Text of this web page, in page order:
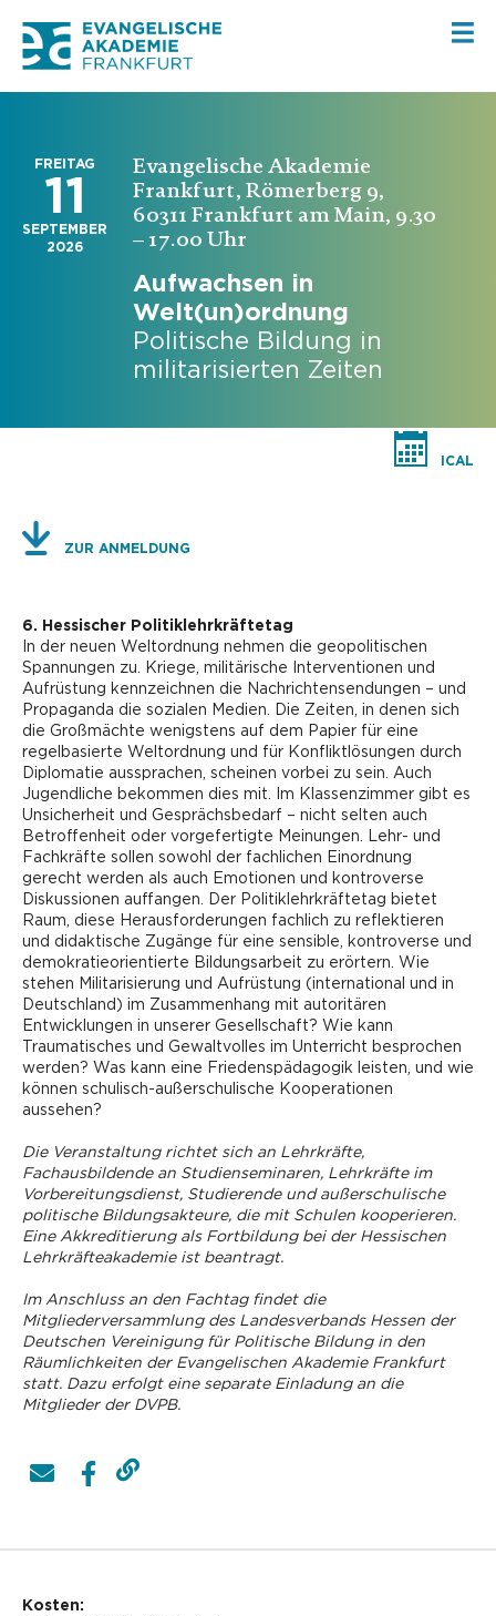
FREITAG
11
SEPTEMBER
2026
Evangelische Akademie
Frankfurt, Römerberg 9,
60311 Frankfurt am Main, 9.30
– 17.00 Uhr
Aufwachsen in
Welt(un)ordnung
Politische Bildung in
militarisierten Zeiten
ICAL
ZUR ANMELDUNG
6. Hessischer Politiklehrkräftetag
In der neuen Weltordnung nehmen die geopolitischen
Spannungen zu. Kriege, militärische Interventionen und
Aufrüstung kennzeichnen die Nachrichtensendungen – und
Propaganda die sozialen Medien. Die Zeiten, in denen sich
die Großmächte wenigstens auf dem Papier für eine
regelbasierte Weltordnung und für Konfliktlösungen durch
Diplomatie aussprachen, scheinen vorbei zu sein. Auch
Jugendliche bekommen dies mit. Im Klassenzimmer gibt es
Unsicherheit und Gesprächsbedarf – nicht selten auch
Betroffenheit oder vorgefertigte Meinungen. Lehr- und
Fachkräfte sollen sowohl der fachlichen Einordnung
gerecht werden als auch Emotionen und kontroverse
Diskussionen auffangen. Der Politiklehrkräftetag bietet
Raum, diese Herausforderungen fachlich zu reflektieren
und didaktische Zugänge für eine sensible, kontroverse und
demokratieorientierte Bildungsarbeit zu erörtern. Wie
stehen Militarisierung und Aufrüstung (international und in
Deutschland) im Zusammenhang mit autoritären
Entwicklungen in unserer Gesellschaft? Wie kann
Traumatisches und Gewaltvolles im Unterricht besprochen
werden? Was kann eine Friedenspädagogik leisten, und wie
können schulisch-außerschulische Kooperationen
aussehen?
Die Veranstaltung richtet sich an Lehrkräfte,
Fachausbildende an Studienseminaren, Lehrkräfte im
Vorbereitungsdienst, ­Studierende und außerschulische
politische Bildungsakteure, die mit Schulen kooperieren.
Eine Akkreditierung als Fortbildung bei der Hessischen
Lehrkräfteakademie ist beantragt.
Im Anschluss an den Fachtag findet die
Mitgliederversammlung des Landesverbands Hessen der
Deutschen Vereinigung für Politische Bildung in den
Räumlichkeiten der Evangelischen Akademie Frankfurt
statt. Dazu erfolgt eine separate Einladung an die
Mitglieder der DVPB.
Kosten: